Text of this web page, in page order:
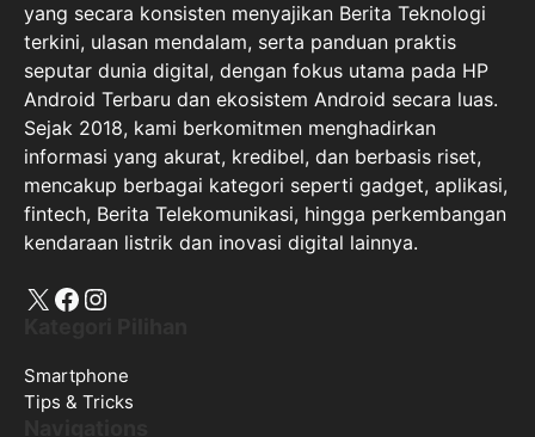
yang secara konsisten menyajikan Berita Teknologi
terkini, ulasan mendalam, serta panduan praktis
seputar dunia digital, dengan fokus utama pada HP
Android Terbaru dan ekosistem Android secara luas.
Sejak 2018, kami berkomitmen menghadirkan
informasi yang akurat, kredibel, dan berbasis riset,
mencakup berbagai kategori seperti gadget, aplikasi,
fintech, Berita Telekomunikasi, hingga perkembangan
kendaraan listrik dan inovasi digital lainnya.
X Facebook
Instagram
Smartphone
Tips & Tricks